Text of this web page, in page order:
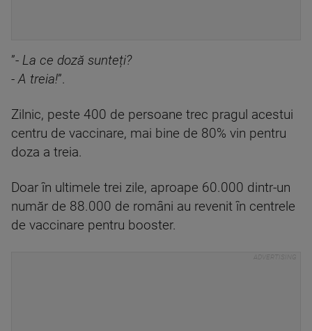
”- La ce doză sunteți?
- A treia!”.
Zilnic, peste 400 de persoane trec pragul acestui
centru de vaccinare, mai bine de 80% vin pentru
doza a treia.
Doar în ultimele trei zile, aproape 60.000 dintr-un
număr de 88.000 de români au revenit în centrele
de vaccinare pentru booster.